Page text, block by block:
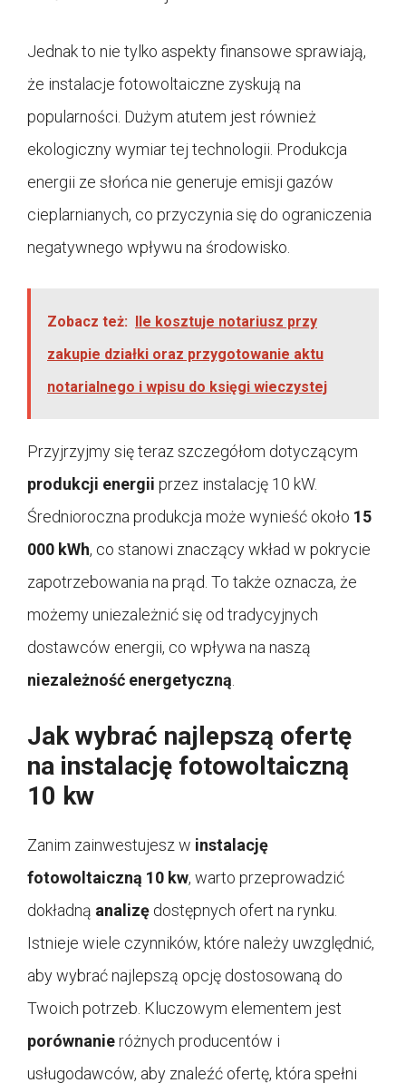
Jednak to nie tylko aspekty finansowe sprawiają,
że instalacje fotowoltaiczne zyskują na
popularności. Dużym atutem jest również
ekologiczny wymiar tej technologii. Produkcja
energii ze słońca nie generuje emisji gazów
cieplarnianych, co przyczynia się do ograniczenia
negatywnego wpływu na środowisko.
Zobacz też: Ile kosztuje notariusz przy
zakupie działki oraz przygotowanie aktu
notarialnego i wpisu do księgi wieczystej
Przyjrzyjmy się teraz szczegółom dotyczącym
produkcji energii przez instalację 10 kW.
Średnioroczna produkcja może wynieść około 15
000 kWh, co stanowi znaczący wkład w pokrycie
zapotrzebowania na prąd. To także oznacza, że
możemy uniezależnić się od tradycyjnych
dostawców energii, co wpływa na naszą
niezależność energetyczną
Jak wybrać najlepszą ofertę
na instalację fotowoltaiczną
10 kw
Zanim zainwestujesz w instalację
fotowoltaiczną 10 kw, warto przeprowadzić
dokładną analizę dostępnych ofert na rynku.
Istnieje wiele czynników, które należy uwzględnić,
aby wybrać najlepszą opcję dostosowaną do
Twoich potrzeb. Kluczowym elementem jest
porównanieróżnych producentów i
usługodawców, aby znaleźć ofertę, która spełni